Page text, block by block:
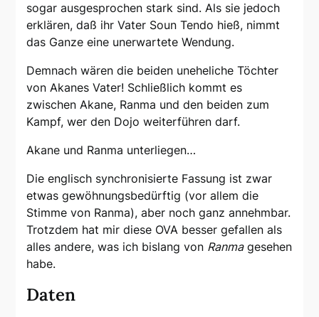
sogar ausgesprochen stark sind. Als sie jedoch
erklären, daß ihr Vater Soun Tendo hieß, nimmt
das Ganze eine unerwartete Wendung.
Demnach wären die beiden uneheliche Töchter
von Akanes Vater! Schließlich kommt es
zwischen Akane, Ranma und den beiden zum
Kampf, wer den Dojo weiterführen darf.
Akane und Ranma unterliegen…
Die englisch synchronisierte Fassung ist zwar
etwas gewöhnungsbedürftig (vor allem die
Stimme von Ranma), aber noch ganz annehmbar.
Trotzdem hat mir diese OVA besser gefallen als
alles andere, was ich bislang von Ranmagesehen
habe.
Daten